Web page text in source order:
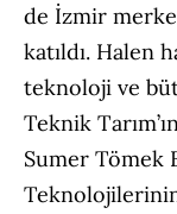
de İzmir
katıldı. Halen
teknoloji ve
Teknik
Sumer Tömek